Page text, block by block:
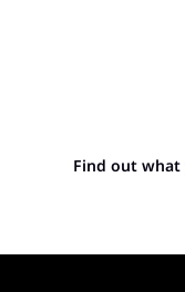
Find out what